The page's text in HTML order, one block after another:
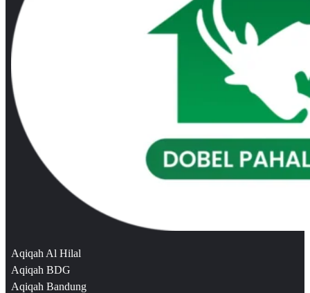
Aqiqah Al Hilal
Aqiqah BDG
Aqiqah Bandung